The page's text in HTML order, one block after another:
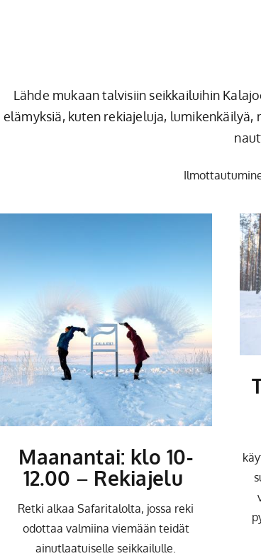
Lähde mukaan talvisiin seikkailuihin
elämyksiä, kuten rekiajeluja,
Maanantai: klo 10-
12.00 – Rekiajelu
Retki alkaa Safaritalolta, jossa reki
odottaa valmiina viemään teidät
ainutlaatuiselle seikkailulle.